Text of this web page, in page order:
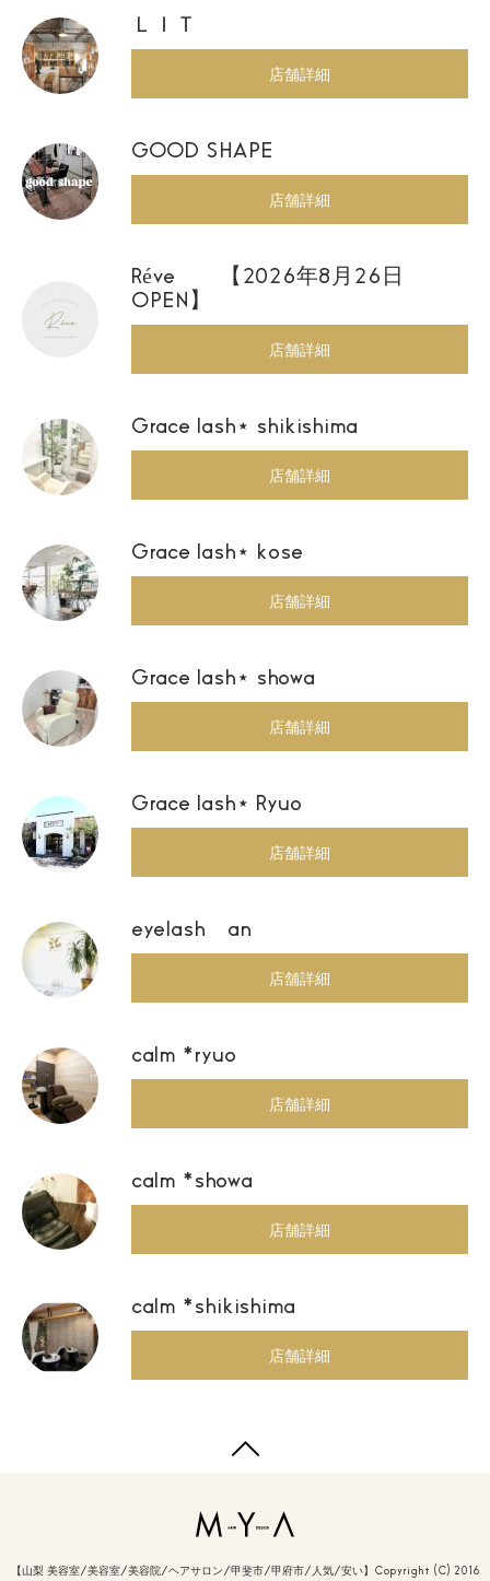
ＬＩＴ
店舗詳細
GOOD SHAPE
店舗詳細
Réve 【2026年8月26日
OPEN】
店舗詳細
Grace lash⋆ shikishima
店舗詳細
Grace lash⋆ kose
店舗詳細
Grace lash⋆ showa
店舗詳細
Grace lash⋆ Ryuo
店舗詳細
eyelash an
店舗詳細
calm *ryuo
店舗詳細
calm *showa
店舗詳細
calm *shikishima
店舗詳細
【山梨 美容室/美容室/美容院/ヘアサロン/甲斐市/甲府市/人気/安い】Copyright (C) 2016